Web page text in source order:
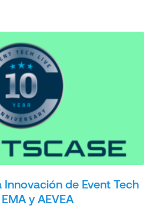
Innovación de Event Tech
y AEVEA